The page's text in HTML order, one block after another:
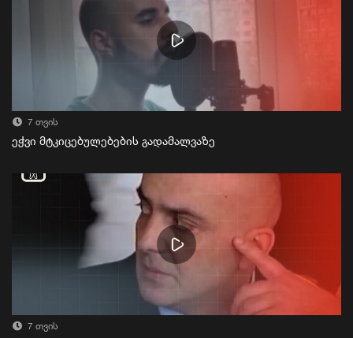
7 თვის
ეჭვი მტკიცებულებების გადამალვაზე
7 თვის